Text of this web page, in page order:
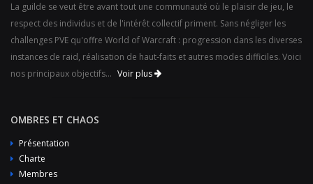
La guilde se veut être avant tout une communauté où le plaisir de jeu, le
respect des individus et de l'intérêt collectif priment. Sans négliger les
challenges PVE qu'offre World of Warcraft : progression dans les diverses
instances de raid, réalisation de haut-faits et autres modes difficiles. Voici
nos principaux objectifs... Voir plus
OMBRES ET CHAOS
Présentation
Charte
Membres